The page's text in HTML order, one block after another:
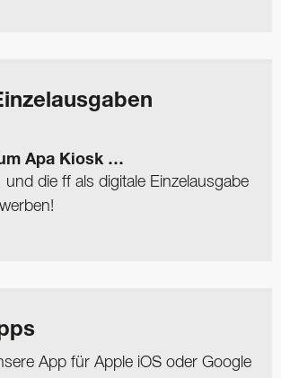
Apa Kiosk …
die ff als digitale Einzelausgabe
App für Apple iOS oder Google